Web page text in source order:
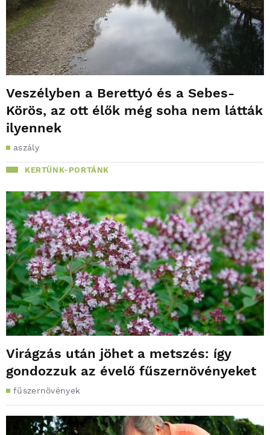
Veszélyben a Berettyó és a Sebes-
Körös, az ott élők még soha nem látták
ilyennek
aszály
KERTÜNK-PORTÁNK
Virágzás után jöhet a metszés: így
gondozzuk az évelő fűszernövényeket
fűszernövények